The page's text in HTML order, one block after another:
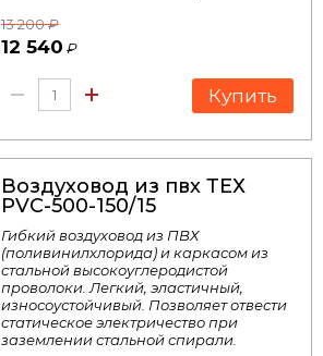
13 200₽
12 540 ₽
Купить
Воздуховод из пвх ТЕХ
PVC-500-150/15
Гибкий воздуховод из ПВХ
(поливинилхлорида) и каркасом из
стальной высокоуглеродистой
проволоки. Легкий, эластичный,
износоустойчивый. Позволяет отвести
статическое электричество при
заземлении стальной спирали.